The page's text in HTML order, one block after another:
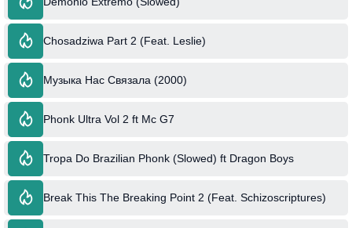
Chosadziwa Part 2 (Feat. Leslie)
Музыка Нас Связала (2000)
Phonk Ultra Vol 2 ft Mc G7
Tropa Do Brazilian Phonk (Slowed) ft Dragon Boys
Break This The Breaking Point 2 (Feat. Schizoscriptures)